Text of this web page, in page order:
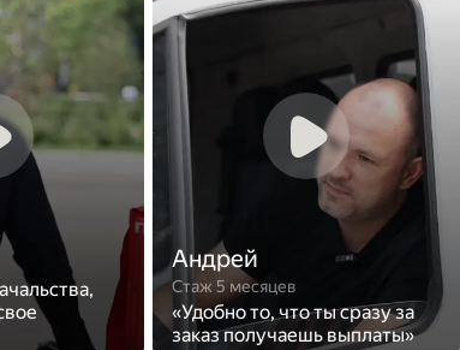
Андрей
Стаж 5 месяцев
«Удобно то, что ты сразу за
заказ получаешь выплаты»